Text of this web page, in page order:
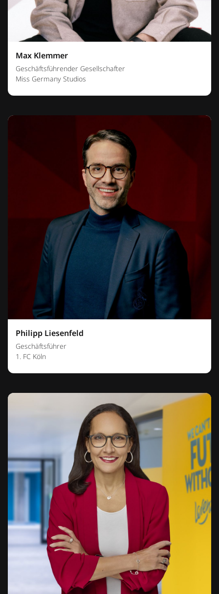
Max Klemmer
Geschäftsführender Gesellschafter
Miss Germany Studios
Philipp Liesenfeld
Geschäftsführer
1. FC Köln